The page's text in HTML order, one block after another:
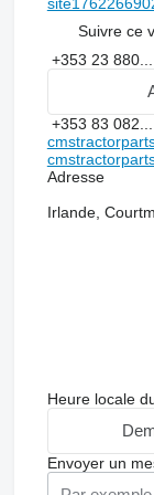
Suivre ce
+353 23 880...
+353 83 082...
Adresse
Irlande,
Heure locale
Envoyer un